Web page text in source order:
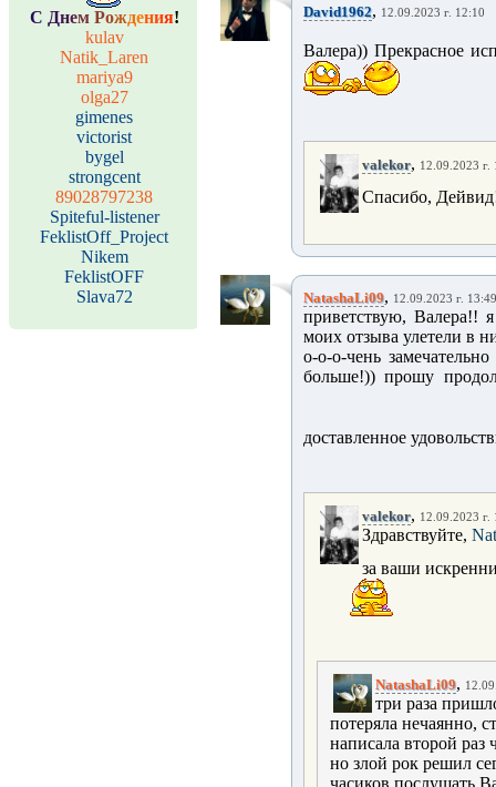
С Днем Рождения!
kulav
Natik_Laren
mariya9
olga27
gimenes
victorist
bygel
strongcent
89028797238
Spiteful-listener
FeklistOff_Project
Nikem
FeklistOFF
Slava72
David1962, 12.09.2023 г. 12:10
Валера)) Прекрасное
valekor, 12.09.2023 г.
Спасибо,
NatashaLi09, 12.09.2023 г. 13:49
приветствую, Валера!!
моих отзыва улетели в
о-о-о-чень
больше!)) прошу
доставленное
valekor, 12.09.2023 г.
Здравствуйте,
за ваши
NatashaLi09,
три раза
потеряла нечаянно,
написала второй раз
но злой рок решил
часиков послушать